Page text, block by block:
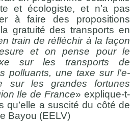
et écologiste, et n’a pas
à faire des propositions
gratuité des transports en
train de réfléchir à la façon
et on pense pour le
sur les transports de
polluants, une taxe sur l'e-
sur les grandes fortunes
Ile de France» explique-t-
qu’elle a suscité du côté de
Bayou (EELV)